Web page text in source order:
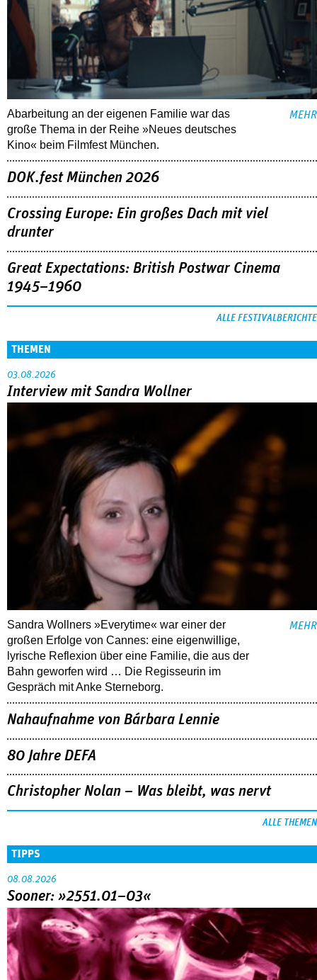
Abarbeitung an der eigenen Familie war das
große Thema in der Reihe »Neues deutsches
Kino« beim Filmfest München.
MEHR
DOK.fest München 2026
Crossing Europe: Ein großes Dach mit viel
drunter
Great Expectations: British Postwar Cinema
1945–1960
ALLE FESTIVALBERICHTE
THEMEN
03.08.2026
Interview mit Sandra Wollner
Sandra Wollners »Everytime« war einer der
großen Erfolge von Cannes: eine eigenwillige,
lyrische Reflexion über eine ­Familie, die aus der
Bahn geworfen wird … Die Regisseurin im
Gespräch mit Anke Sterneborg.
MEHR
Nahaufnahme von Bárbara Lennie
80 Jahre DEFA
Christopher Nolan – Was bleibt, was nervt
ALLE THEMEN
TIPPS
08.08.2026
Sooner: »2551.01–03«